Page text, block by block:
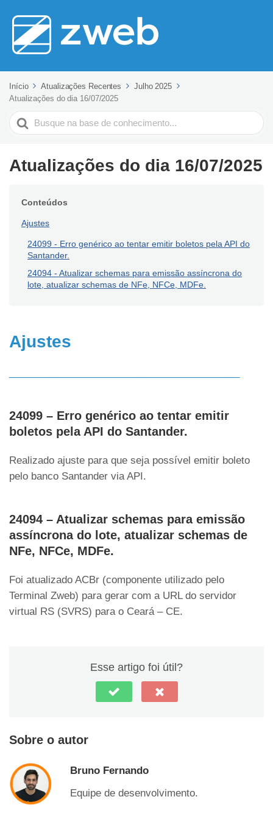
Início Atualizações Recentes
Julho 2025
Atualizações do dia 16/07/2025
Pesquisar
Atualizações do dia 16/07/2025
Conteúdos
Ajustes
24099 - Erro genérico ao tentar emitir boletos pela API do
Santander.
24094 - Atualizar schemas para emissão assíncrona do
lote, atualizar schemas de NFe, NFCe, MDFe.
Ajustes
24099 – Erro genérico ao tentar emitir
boletos pela API do Santander.
Realizado ajuste para que seja possível emitir boleto
pelo banco Santander via API.
24094 – Atualizar schemas para emissão
assíncrona do lote, atualizar schemas de
NFe, NFCe, MDFe.
Foi atualizado ACBr (componente utilizado pelo
Terminal Zweb) para gerar com a URL do servidor
virtual RS (SVRS) para o Ceará – CE.
Esse artigo foi útil?
Sobre o autor
Bruno Fernando
Equipe de desenvolvimento.